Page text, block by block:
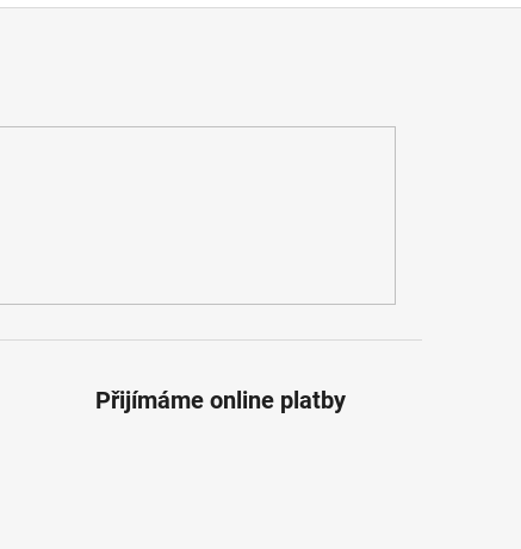
Přijímáme online platby